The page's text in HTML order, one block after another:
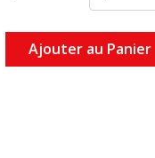
Ajouter au Panier